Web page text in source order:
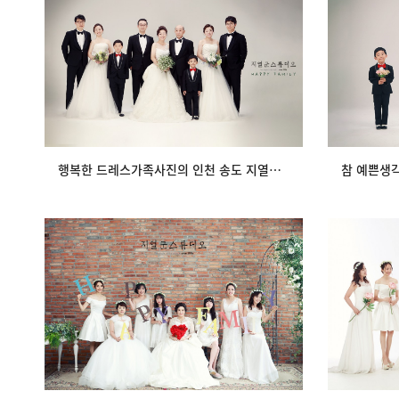
행복한 드레스가족사진의 인천 송도 지열군
스튜디오의 시간
view
행복한 드레스가족사진의 인천 송도 지열군스튜디오의 시간
목동과 호주에서 오신가족분들 송도 지열군
스튜디오 드레스…
view
목동에